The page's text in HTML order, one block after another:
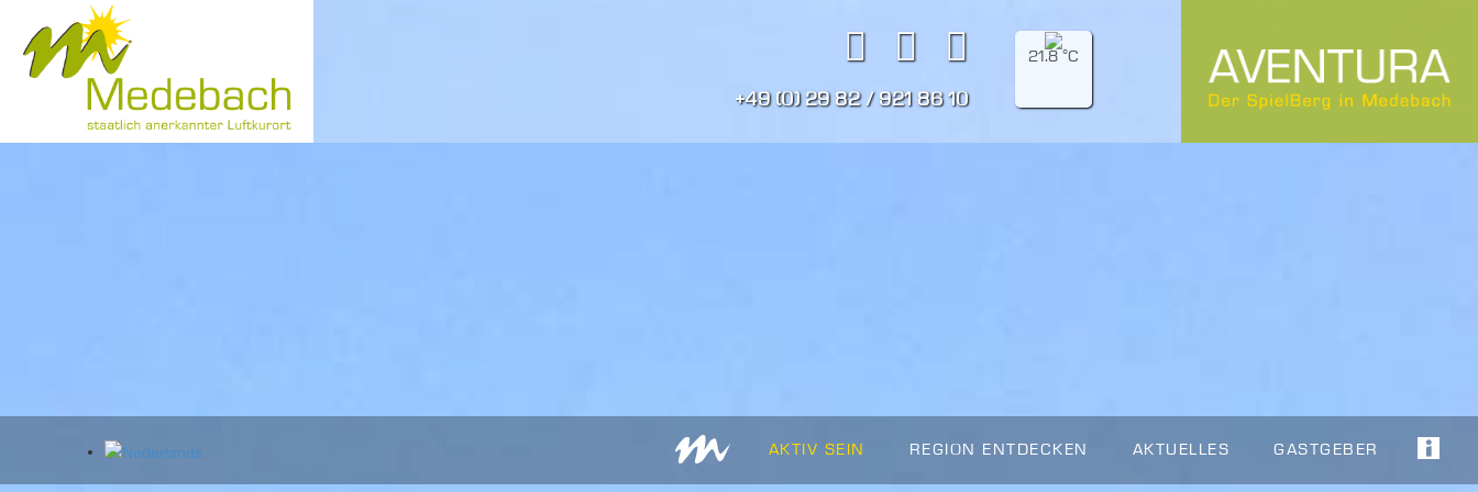
+49 (0) 29 82 / 921 86 10
21.8 °C
AKTIV SEIN REGION ENTDECKEN AKTUELLES GASTGEBER